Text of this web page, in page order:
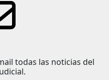
todas las noticias del